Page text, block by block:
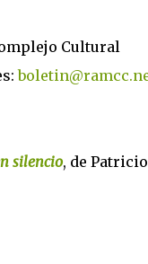
Cultural
silencio, de Patricio